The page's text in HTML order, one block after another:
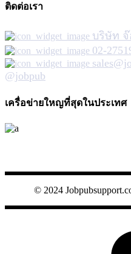
ติดต่อเรา
บริษัท
02-
@jobpub
เครื่อข่ายใหญที่สุดในประเทศ
© 2024